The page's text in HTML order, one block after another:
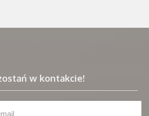
w kontakcie!